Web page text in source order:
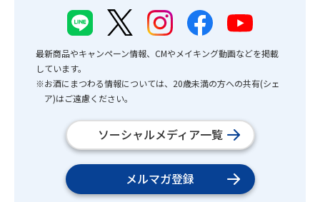
最新商品やキャンペーン情報、CMやメイキング動画などを掲載
しています。
※お酒にまつわる情報については、20歳未満の方への共有(シェ
ア)はご遠慮ください。
ソーシャルメディア一覧
メルマガ登録